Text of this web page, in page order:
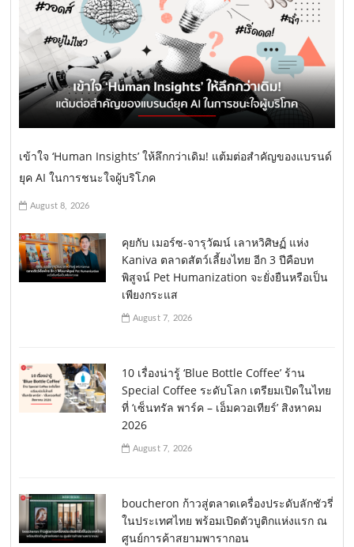
เข้าใจ ‘Human Insights’ ให้ลึกกว่าเดิม! แต้มต่อสำคัญของแบรนด์
ยุค AI ในการชนะใจผู้บริโภค
August 8, 2026
คุยกับ เมอร์ซ-จารุวัฒน์ เลาหวิศิษฏ์ แห่ง
Kaniva ตลาดสัตว์เลี้ยงไทย อีก 3 ปีคือบท
พิสูจน์ Pet Humanization จะยั่งยืนหรือเป็น
เพียงกระแส
August 7, 2026
10 เรื่องน่ารู้ ‘Blue Bottle Coffee’ ร้าน
Special Coffee ระดับโลก เตรียมเปิดในไทย
ที่ ‘เซ็นทรัล พาร์ค – เอ็มควอเทียร์’ สิงหาคม
2026
August 7, 2026
boucheron ก้าวสู่ตลาดเครื่องประดับลักชัวรี่
ในประเทศไทย พร้อมเปิดตัวบูติกแห่งแรก ณ
ศูนย์การค้าสยามพารากอน